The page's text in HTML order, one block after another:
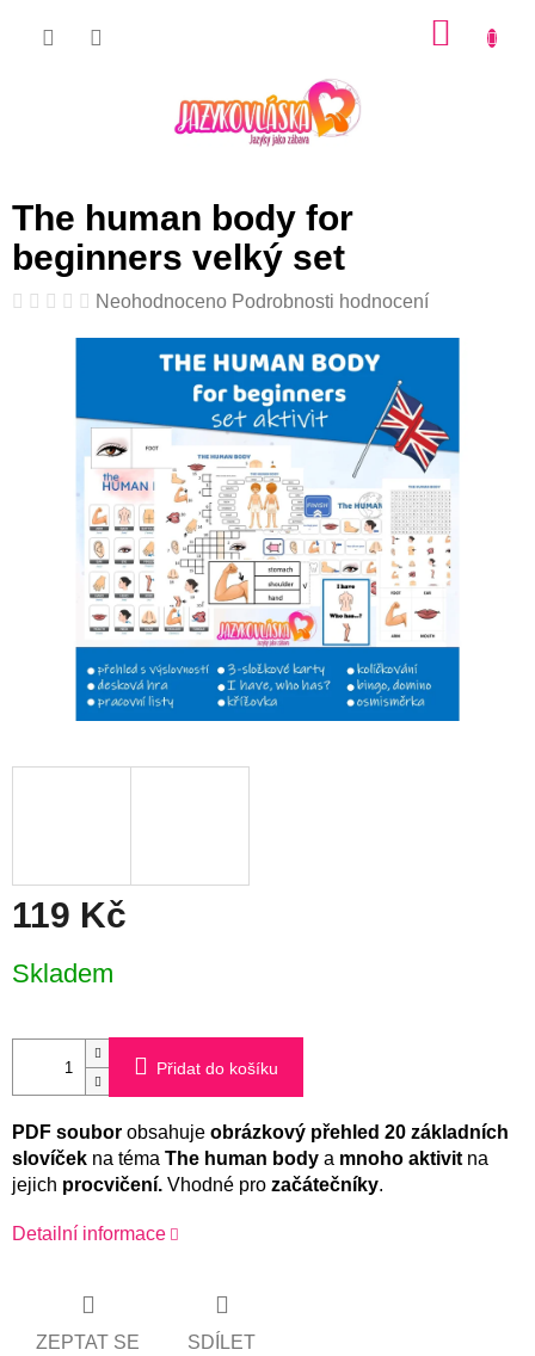
The human body for
beginners velký set
Průměrné
produktu
hvězdiček.
Neohodnoceno Podrobnosti hodnocení
119 Kč
cena:
Skladem
Přidat do košíku
PDF soubor obsahuje obrázkový přehled 20 základních
slovíček na téma The human body a mnoho aktivit na
jejich procvičení. Vhodné pro začátečníky.
Detailní informace
ZEPTAT SE SDÍLET